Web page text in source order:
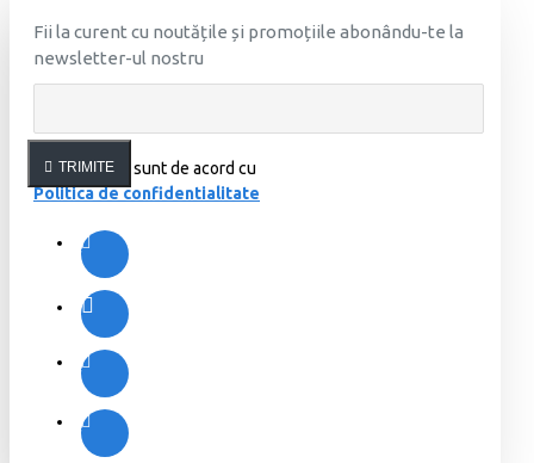
Fii la curent cu noutățile și promoțiile abonându-te la
newsletter-ul nostru
TRIMITE
Am citit şi sunt de acord cu
Politica de confidentialitate